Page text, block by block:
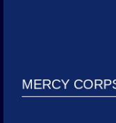
MERCY